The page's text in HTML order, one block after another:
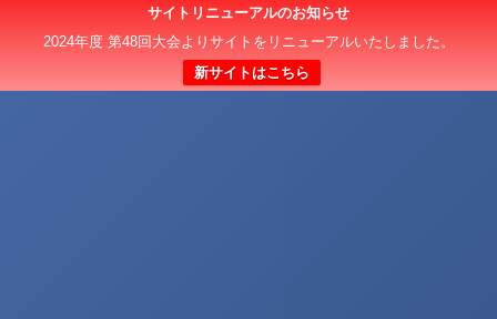
サイトリニューアルのお知らせ
2024年度 第48回大会よりサイトをリニューアルいたしました。
新サイトはこちら